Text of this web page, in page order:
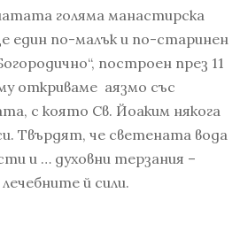
голяма манастирска
един по-малък и по-старинен
построен през 11
откриваме аязмо със
с която Св. Йоаким някога
Твърдят, че светената вода
и … духовни терзания –
й сили.